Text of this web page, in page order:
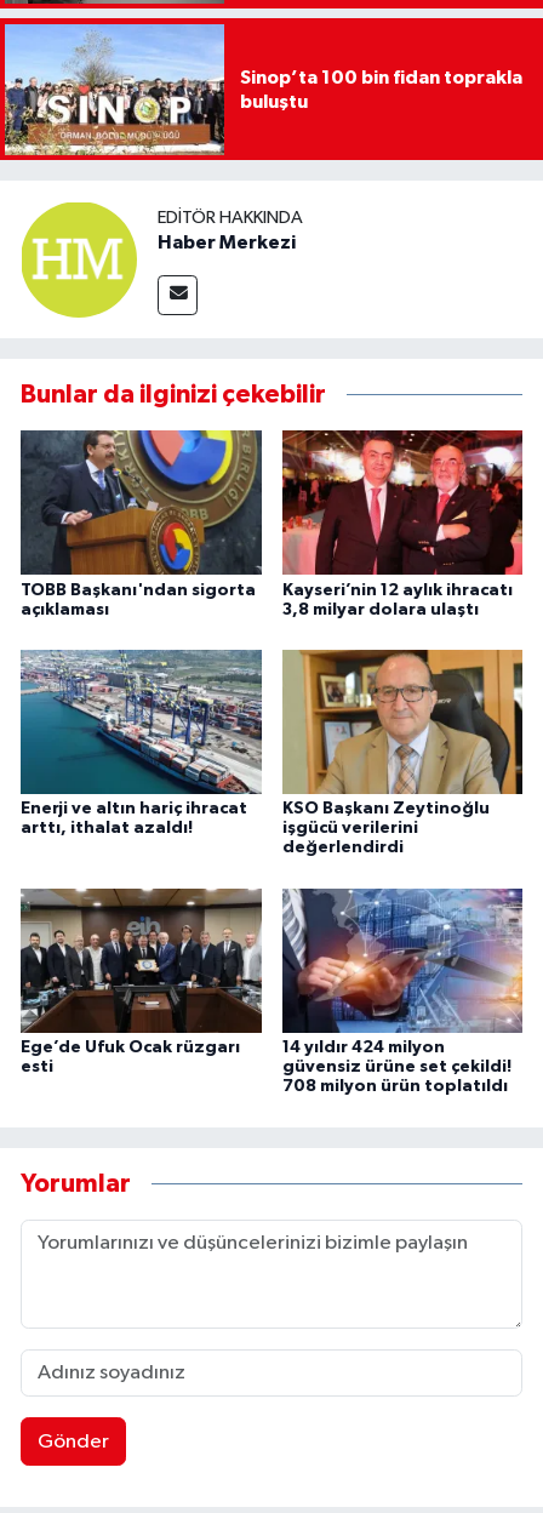
Sinop’ta 100 bin fidan toprakla
buluştu
EDITÖR HAKKINDA
Haber Merkezi
Bunlar da ilginizi çekebilir
TOBB Başkanı'ndan sigorta
açıklaması
Kayseri’nin 12 aylık ihracatı
3,8 milyar dolara ulaştı
Enerji ve altın hariç ihracat
arttı, ithalat azaldı!
KSO Başkanı Zeytinoğlu
işgücü verilerini
değerlendirdi
Ege’de Ufuk Ocak rüzgarı
esti
14 yıldır 424 milyon
güvensiz ürüne set çekildi!
708 milyon ürün toplatıldı
Yorumlar
Gönder